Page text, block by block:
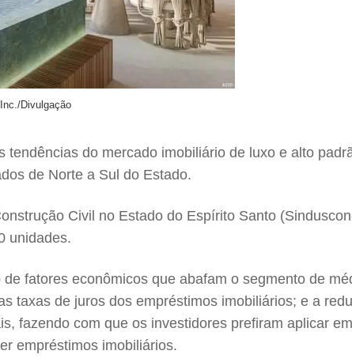
Divulgação
do mercado imobiliário de luxo e alto
de Norte a Sul do Estado.
Civil no Estado do Espírito Santo
unidades.
fatores econômicos que abafam o segmento de
taxas de juros dos empréstimos imobiliários; e a
fazendo com que os investidores prefiram aplicar
empréstimos imobiliários.